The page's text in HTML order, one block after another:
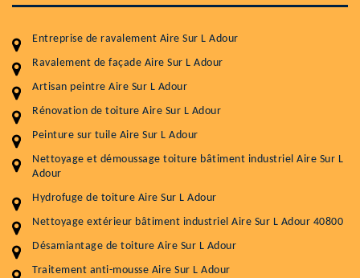
Entreprise de ravalement Aire Sur L Adour
Ravalement de façade Aire Sur L Adour
Artisan peintre Aire Sur L Adour
Rénovation de toiture Aire Sur L Adour
Peinture sur tuile Aire Sur L Adour
Nettoyage et démoussage toiture bâtiment industriel Aire Sur L
Adour
Hydrofuge de toiture Aire Sur L Adour
Nettoyage extérieur bâtiment industriel Aire Sur L Adour 40800
Désamiantage de toiture Aire Sur L Adour
Traitement anti-mousse Aire Sur L Adour
Entretenir votre toiture, c'est préserver sa
durabilité
Service
Nettoyageb toiture
Démoussage toiture